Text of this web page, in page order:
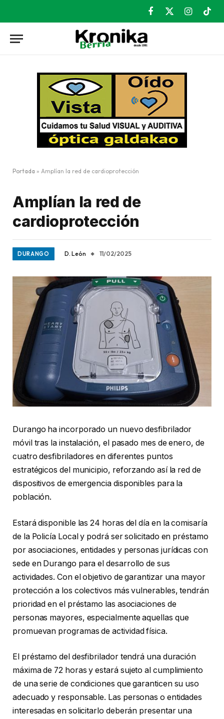
Facebook
X
Instagram
Portada » Amplían la red de cardioprotección
Amplían la red de
cardioprotección
DURANGO D. León 11/02/2025
Durango ha incorporado un nuevo desfibrilador
móvil tras la instalación, el pasado mes de enero, de
cuatro desfibriladores en diferentes puntos
estratégicos del municipio, reforzando así la red de
dispositivos de emergencia disponibles para la
población.
Estará disponible las 24 horas del día en la comisaría
de la Policía Local y podrá ser solicitado en préstamo
por asociaciones, entidades y personas jurídicas con
sede en Durango para el desarrollo de sus
actividades. Con el objetivo de garantizar una mayor
protección a los colectivos más vulnerables, tendrán
prioridad en el préstamo las asociaciones de
personas mayores, especialmente aquellas que
promuevan programas de actividad física.
El préstamo del desfibrilador tendrá una duración
máxima de 72 horas y estará sujeto al cumplimiento
de una serie de condiciones que garanticen su uso
adecuado y responsable. Las personas o entidades
interesadas en solicitarlo deberán presentar una